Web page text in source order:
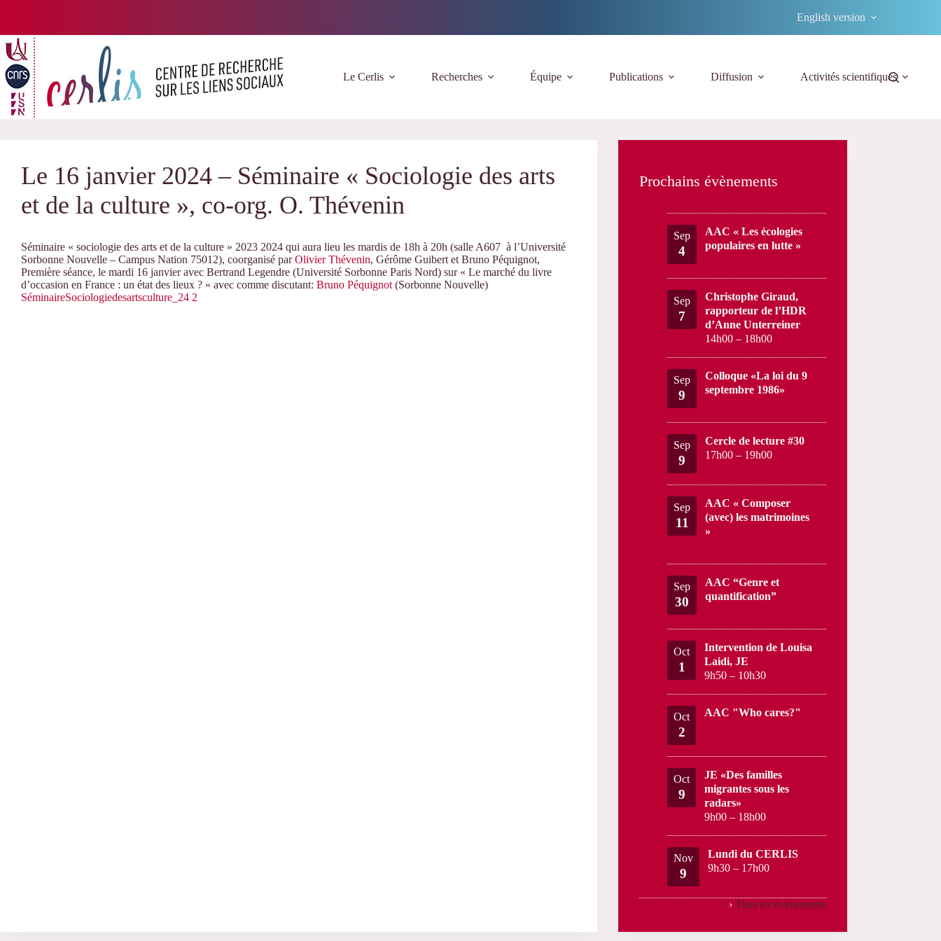
English version
Le Cerlis Recherches Équipe Publications Diffusion Activités scientifiques
Le 16 janvier 2024 – Séminaire « Sociologie des arts
et de la culture », co-org. O. Thévenin
Séminaire « sociologie des arts et de la culture » 2023 2024 qui aura lieu les mardis de 18h à 20h (salle A607 à l’Université
Sorbonne Nouvelle – Campus Nation 75012), coorganisé parOlivier Thévenin, Gérôme Guibert et Bruno Péquignot,
Première séance, le mardi 16 janvier avec Bertrand Legendre (Université Sorbonne Paris Nord) sur « Le marché du livre
d’occasion en France : un état des lieux ? » avec comme discutant: Bruno Péquignot (Sorbonne Nouvelle)
SéminaireSociologiedesartsculture_24 2
Prochains évènements
Sep
4
AAC « Les écologies
populaires en lutte »
Sep
7
Christophe Giraud,
rapporteur de l’HDR
d’Anne Unterreiner
14h00 – 18h00
Sep
9
Colloque «La loi du 9
septembre 1986»
Sep
9
Cercle de lecture #30
17h00 – 19h00
Sep
11
AAC « Composer
(avec) les matrimoines
»
Sep
30
AAC “Genre et
quantification”
Oct
1
Intervention de Louisa
Laidi, JE
9h50 – 10h30
Oct
2
AAC "Who cares?"
Oct
9
JE «Des familles
migrantes sous les
radars»
9h00 – 18h00
Nov
9
Lundi du CERLIS
9h30 – 17h00
› Tous les évènements